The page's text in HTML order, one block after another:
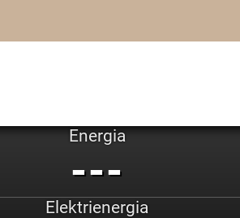
Energia
---
Elektrienergia